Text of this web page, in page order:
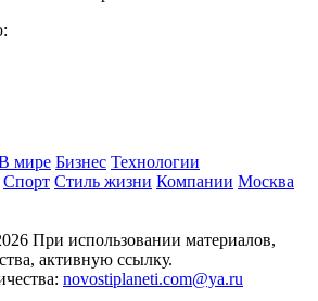
мире Бизнес Технологии
Спорт Стиль жизни Компании Москва
При использовании материалов,
активную ссылку.
novostiplaneti.com@ya.ru